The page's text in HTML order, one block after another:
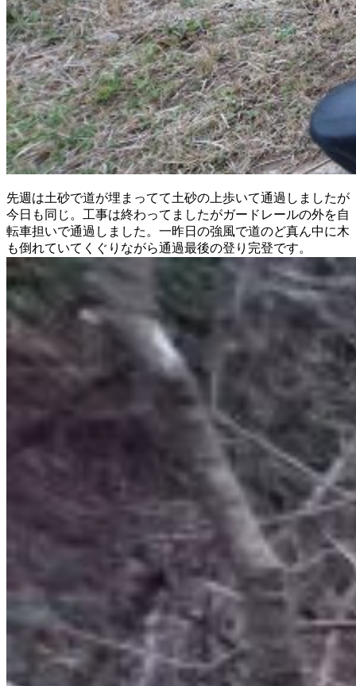
先週は土砂で道が埋まってて土砂の上歩いて通過しましたが
今日も同じ。工事は終わってましたがガードレールの外を自
転車担いで通過しました。一昨日の強風で道のど真ん中に木
も倒れていてくぐりながら通過最後の登り完登です。